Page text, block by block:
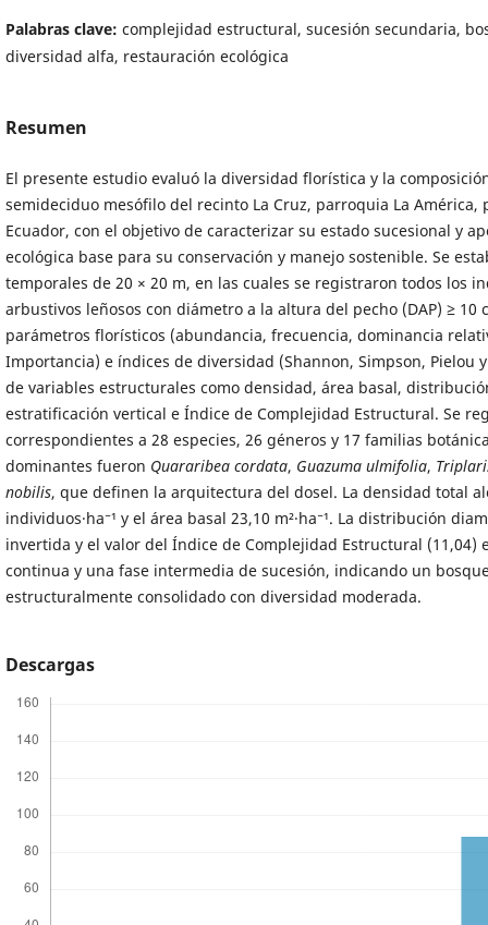
Palabras clave: complejidad estructural, sucesión secundaria,
diversidad alfa, restauración ecológica
Resumen
El presente estudio evaluó la diversidad florística y la
semideciduo mesófilo del recinto La Cruz, parroquia La América,
Ecuador, con el objetivo de caracterizar su estado sucesional y
ecológica base para su conservación y manejo sostenible. Se
temporales de 20 × 20 m, en las cuales se registraron todos los
arbustivos leñosos con diámetro a la altura del pecho (DAP) ≥ 10
parámetros florísticos (abundancia, frecuencia, dominancia
Importancia) e índices de diversidad (Shannon, Simpson, Pielou
de variables estructurales como densidad, área basal,
estratificación vertical e Índice de Complejidad Estructural. Se
correspondientes a 28 especies, 26 géneros y 17 familias
dominantes fueron Quararibea cordata, Guazuma ulmifolia,
nobilis, que definen la arquitectura del dosel. La densidad total
individuos·ha⁻¹ y el área basal 23,10 m²·ha⁻¹. La distribución
invertida y el valor del Índice de Complejidad Estructural (11,04)
continua y una fase intermedia de sucesión, indicando un
estructuralmente consolidado con diversidad moderada.
Descargas